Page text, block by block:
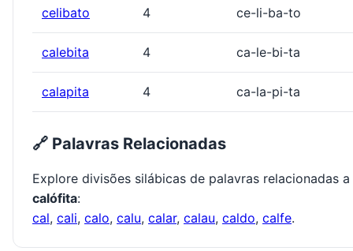
celibato 4 ce-li-ba-to
calebita 4 ca-le-bi-ta
calapita 4 ca-la-pi-ta
🔗 Palavras Relacionadas
Explore divisões silábicas de palavras relacionadas a
calófita:
cal, cali, calo, calu, calar, calau, caldo, calfe.